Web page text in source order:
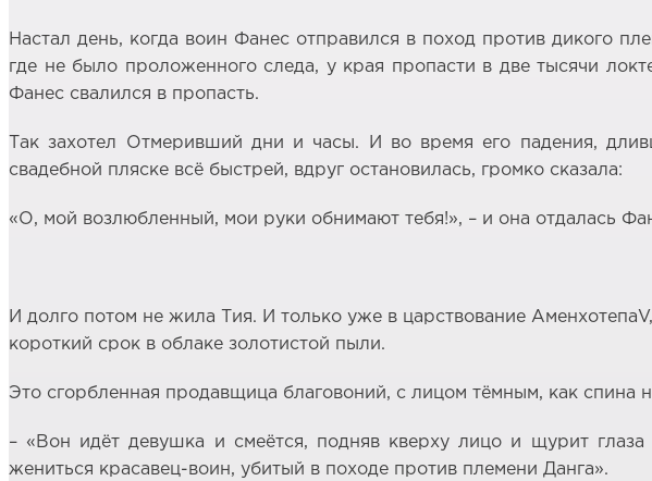
Настал день, когда воин Фанес отправился в поход против дикого
где не было проложенного следа, у края пропасти в две тысячи
Фанес свалился в пропасть.
Так захотел Отмеривший дни и часы. И во время его падения,
свадебной пляске всё быстрей, вдруг остановилась, громко сказала:
«О, мой возлюбленный, мои руки обнимают тебя!», – и она отдалась
И долго потом не жила Тия. И только уже в царствование
короткий срок в облаке золотистой пыли.
Это сгорбленная продавщица благовоний, с лицом тёмным, как спина
– «Вон идёт девушка и смеётся, подняв кверху лицо и щурит
жениться красавец-воин, убитый в походе против племени Данга».